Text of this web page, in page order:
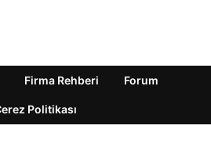
Firma Rehberi Forum
Politikası